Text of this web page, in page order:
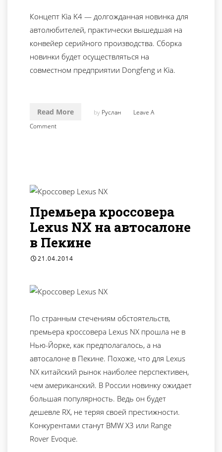
Концепт Kia K4 — долгожданная новинка для
автолюбителей, практически вышедшая на
конвейер серийного производства. Сборка
новинки будет осуществляться на
совместном предприятии Dongfeng и Kia.
Read More by Руслан
Leave A
Comment
Премьера кроссовера
Lexus NX на автосалоне
в Пекине
21.04.2014
По странным стечениям обстоятельств,
премьера кроссовера Lexus NX прошла не в
Нью-Йорке, как предполагалось, а на
автосалоне в Пекине. Похоже, что для Lexus
NX китайский рынок наиболее перспективен,
чем американский. В России новинку ожидает
большая популярность. Ведь он будет
дешевле RX, не теряя своей престижности.
Конкурентами станут BMW X3 или Range
Rover Evoque.